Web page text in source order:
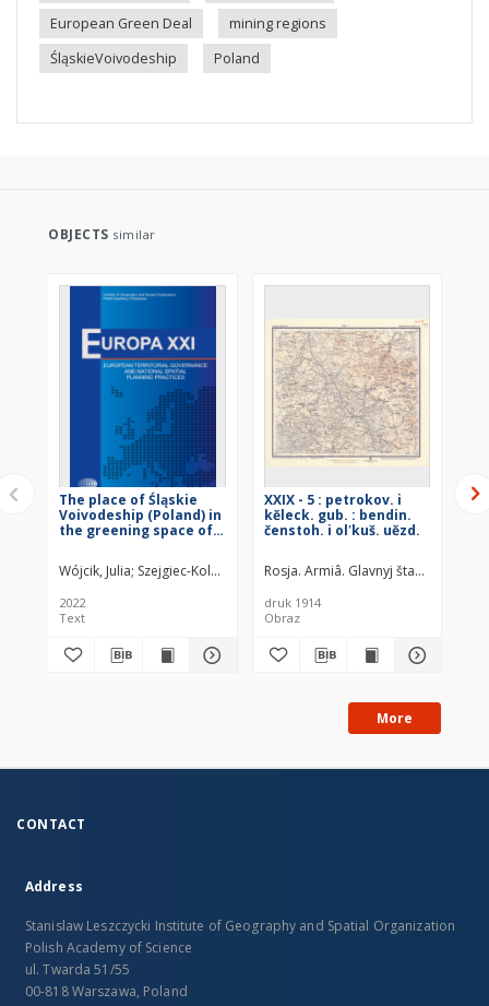
European Green Deal
mining regions
ŚląskieVoivodeship
Poland
OBJECTS similar
The place of Śląskie
Voivodeship (Poland) in
the greening space of
Wójcik, Julia Szejgiec-Kolenda, Barbara Czapiewski, Konrad Ł.
2022
Text
XXIX - 5 : petrokov. i
kěleck. gub. : bendin.
čenstoh. i olʹkuš. uězd.
Rosja. Armiâ. Glavnyj štab.
druk 1914
Obraz
More
CONTACT
Address
Stanislaw Leszczycki Institute of Geography and Spatial Organization
Polish Academy of Science
ul. Twarda 51/55
00-818 Warszawa, Poland